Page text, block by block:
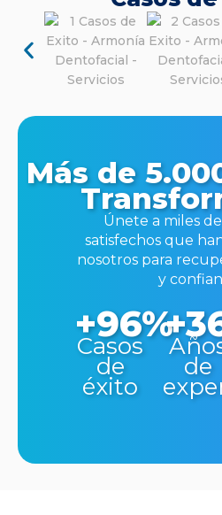
Más de
Únete a miles
satisfechos que
nosotros para
y
+96%
Casos
de
éxito
de